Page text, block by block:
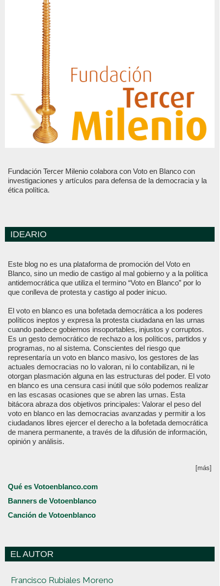
Fundación Tercer Milenio colabora con Voto en Blanco con
investigaciones y artículos para defensa de la democracia y la
ética política.
IDEARIO
Este blog no es una plataforma de promoción del Voto en
Blanco, sino un medio de castigo al mal gobierno y a la política
antidemocrática que utiliza el termino “Voto en Blanco” por lo
que conlleva de protesta y castigo al poder inicuo.
El voto en blanco es una bofetada democrática a los poderes
políticos ineptos y expresa la protesta ciudadana en las urnas
cuando padece gobiernos insoportables, injustos y corruptos.
Es un gesto democrático de rechazo a los políticos, partidos y
programas, no al sistema. Conscientes del riesgo que
representaría un voto en blanco masivo, los gestores de las
actuales democracias no lo valoran, ni lo contabilizan, ni le
otorgan plasmación alguna en las estructuras del poder. El voto
en blanco es una censura casi inútil que sólo podemos realizar
en las escasas ocasiones que se abren las urnas. Esta
bitácora abraza dos objetivos principales: Valorar el peso del
voto en blanco en las democracias avanzadas y permitir a los
ciudadanos libres ejercer el derecho a la bofetada democrática
de manera permanente, a través de la difusión de información,
opinión y análisis.
[más]
Qué es Votoenblanco.com
Banners de Votoenblanco
Canción de Votoenblanco
EL AUTOR
Francisco Rubiales Moreno